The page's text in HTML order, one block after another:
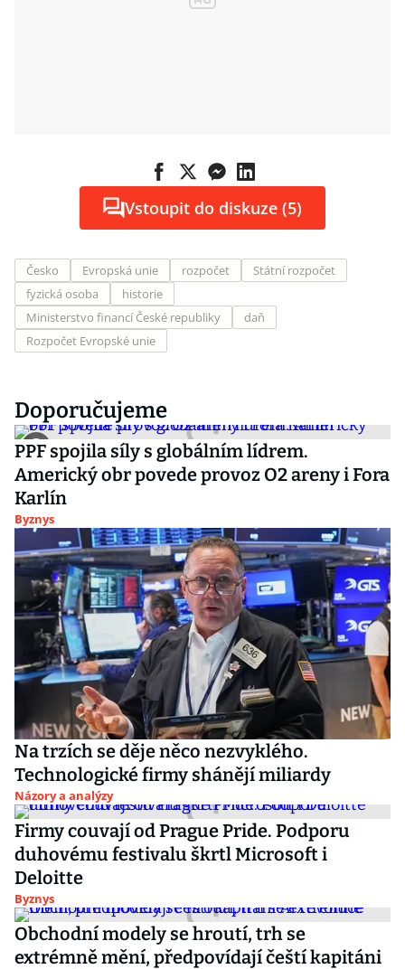
Vstoupit do diskuze (5)
Česko Evropská unie rozpočet
Státní rozpočet
fyzická osoba
historie
Ministerstvo financí České republiky
daň
Rozpočet Evropské unie
Doporučujeme
PPF spojila síly s globálním lídrem.
Americký obr povede provoz O2 areny i Fora
Karlín
Byznys
Na trzích se děje něco nezvyklého.
Technologické firmy shánějí miliardy
Názory a analýzy
Firmy couvají od Prague Pride. Podporu
duhovému festivalu škrtl Microsoft i
Deloitte
Byznys
Obchodní modely se hroutí, trh se
extrémně mění, předpovídají čeští kapitáni